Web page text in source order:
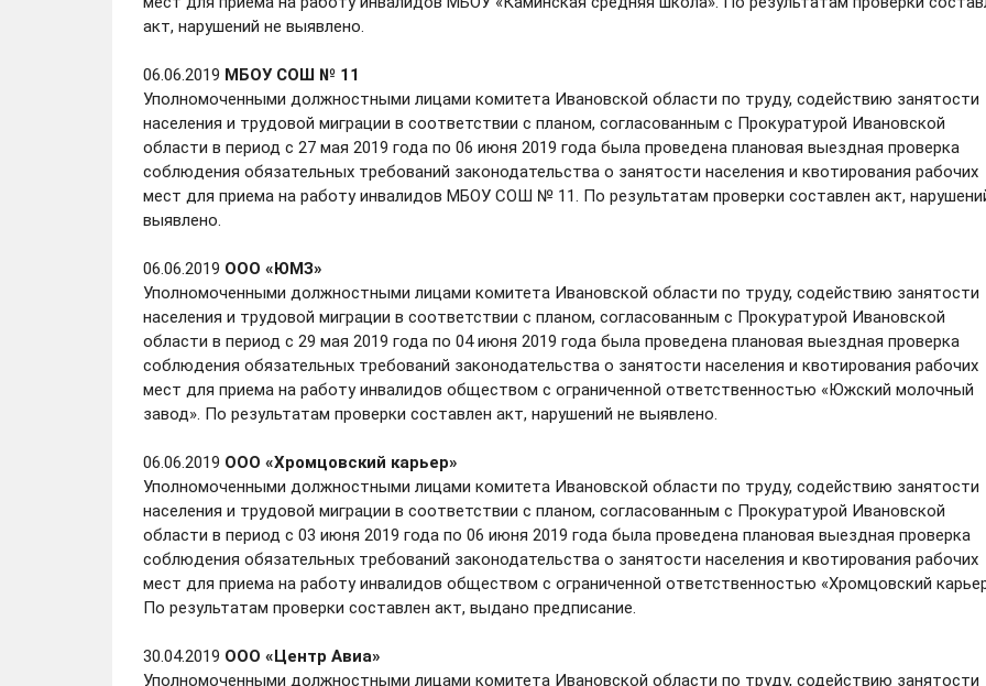
акт, нарушений не выявлено.
06.06.2019 МБОУ СОШ № 11
Уполномоченными должностными лицами комитета Ивановской области по труду, содействию занятости
населения и трудовой миграции в соответствии с планом, согласованным с Прокуратурой Ивановской
области в период с 27 мая 2019 года по 06 июня 2019 года была проведена плановая выездная проверка
соблюдения обязательных требований законодательства о занятости населения и квотирования рабочих
мест для приема на работу инвалидов МБОУ СОШ № 11. По результатам проверки составлен акт,
выявлено.
06.06.2019 ООО «ЮМЗ»
Уполномоченными должностными лицами комитета Ивановской области по труду, содействию занятости
населения и трудовой миграции в соответствии с планом, согласованным с Прокуратурой Ивановской
области в период с 29 мая 2019 года по 04 июня 2019 года была проведена плановая выездная проверка
соблюдения обязательных требований законодательства о занятости населения и квотирования рабочих
мест для приема на работу инвалидов обществом с ограниченной ответственностью «Южский молочный
завод». По результатам проверки составлен акт, нарушений не выявлено.
06.06.2019 ООО «Хромцовский карьер»
Уполномоченными должностными лицами комитета Ивановской области по труду, содействию занятости
населения и трудовой миграции в соответствии с планом, согласованным с Прокуратурой Ивановской
области в период с 03 июня 2019 года по 06 июня 2019 года была проведена плановая выездная проверка
соблюдения обязательных требований законодательства о занятости населения и квотирования рабочих
мест для приема на работу инвалидов обществом с ограниченной ответственностью «Хромцовский
По результатам проверки составлен акт, выдано предписание.
30.04.2019 ООО «Центр Авиа»
Уполномоченными должностными лицами комитета Ивановской области по труду, содействию занятости